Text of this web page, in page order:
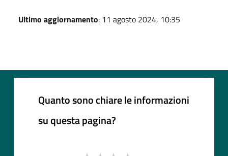
Ultimo aggiornamento: 11 agosto 2024, 10:35
Quanto sono chiare le informazioni
su questa pagina?